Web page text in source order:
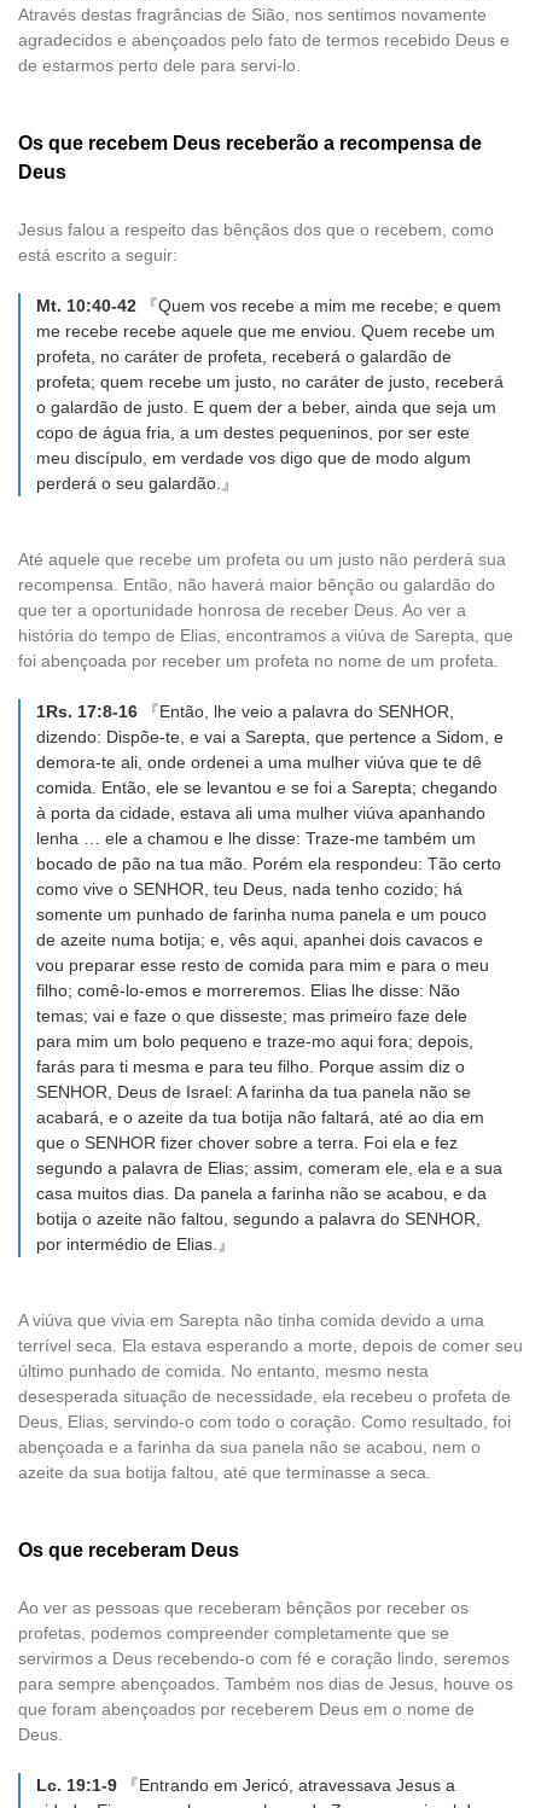
Através destas fragrâncias de Sião, nos sentimos novamente
agradecidos e abençoados pelo fato de termos recebido Deus e
de estarmos perto dele para servi-lo.
Os que recebem Deus receberão a recompensa de
Deus
Jesus falou a respeito das bênçãos dos que o recebem, como
está escrito a seguir:
Mt. 10:40-42
『Quem vos recebe a mim me recebe; e quem
me recebe recebe aquele que me enviou. Quem recebe um
profeta, no caráter de profeta, receberá o galardão de
profeta; quem recebe um justo, no caráter de justo, receberá
o galardão de justo. E quem der a beber, ainda que seja um
copo de água fria, a um destes pequeninos, por ser este
meu discípulo, em verdade vos digo que de modo algum
perderá o seu galardão.』
Até aquele que recebe um profeta ou um justo não perderá sua
recompensa. Então, não haverá maior bênção ou galardão do
que ter a oportunidade honrosa de receber Deus. Ao ver a
história do tempo de Elias, encontramos a viúva de Sarepta, que
foi abençoada por receber um profeta no nome de um profeta.
1Rs. 17:8-16
『Então, lhe veio a palavra do SENHOR,
dizendo: Dispõe-te, e vai a Sarepta, que pertence a Sidom, e
demora-te ali, onde ordenei a uma mulher viúva que te dê
comida. Então, ele se levantou e se foi a Sarepta; chegando
à porta da cidade, estava ali uma mulher viúva apanhando
lenha … ele a chamou e lhe disse: Traze-me também um
bocado de pão na tua mão. Porém ela respondeu: Tão certo
como vive o SENHOR, teu Deus, nada tenho cozido; há
somente um punhado de farinha numa panela e um pouco
de azeite numa botija; e, vês aqui, apanhei dois cavacos e
vou preparar esse resto de comida para mim e para o meu
filho; comê-lo-emos e morreremos. Elias lhe disse: Não
temas; vai e faze o que disseste; mas primeiro faze dele
para mim um bolo pequeno e traze-mo aqui fora; depois,
farás para ti mesma e para teu filho. Porque assim diz o
SENHOR, Deus de Israel: A farinha da tua panela não se
acabará, e o azeite da tua botija não faltará, até ao dia em
que o SENHOR fizer chover sobre a terra. Foi ela e fez
segundo a palavra de Elias; assim, comeram ele, ela e a sua
casa muitos dias. Da panela a farinha não se acabou, e da
botija o azeite não faltou, segundo a palavra do SENHOR,
por intermédio de Elias.』
A viúva que vivia em Sarepta não tinha comida devido a uma
terrível seca. Ela estava esperando a morte, depois de comer seu
último punhado de comida. No entanto, mesmo nesta
desesperada situação de necessidade, ela recebeu o profeta de
Deus, Elias, servindo-o com todo o coração. Como resultado, foi
abençoada e a farinha da sua panela não se acabou, nem o
azeite da sua botija faltou, até que terminasse a seca.
Os que receberam Deus
Ao ver as pessoas que receberam bênçãos por receber os
profetas, podemos compreender completamente que se
servirmos a Deus recebendo-o com fé e coração lindo, seremos
para sempre abençoados. Também nos dias de Jesus, houve os
que foram abençoados por receberem Deus em o nome de
Deus.
Lc. 19:1-9
『Entrando em Jericó, atravessava Jesus a